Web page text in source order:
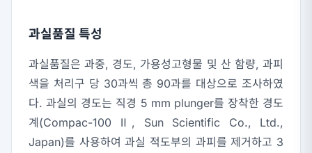
과실품질 특성
과실품질은 과중, 경도, 가용성고형물 및 산 함량, 과피
색을 처리구 당 30과씩 총 90과를 대상으로 조사하였
다. 과실의 경도는 직경 5 mm plunger를 장착한 경도
계(Compac-100 Ⅱ, Sun Scientific Co., Ltd.,
Japan)를 사용하여 과실 적도부의 과피를 제거하고 3